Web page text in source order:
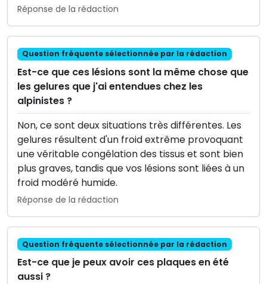
Réponse de la rédaction
Question fréquente sélectionnée par la rédaction
Est-ce que ces lésions sont la même chose que
les gelures que j'ai entendues chez les
alpinistes ?
Non, ce sont deux situations très différentes. Les
gelures résultent d'un froid extrême provoquant
une véritable congélation des tissus et sont bien
plus graves, tandis que vos lésions sont liées à un
froid modéré humide.
Réponse de la rédaction
Question fréquente sélectionnée par la rédaction
Est-ce que je peux avoir ces plaques en été
aussi ?